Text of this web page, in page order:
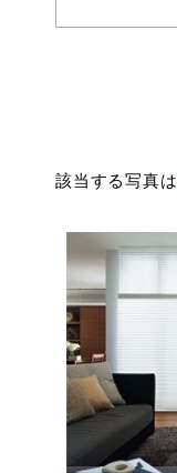
該当する写真は